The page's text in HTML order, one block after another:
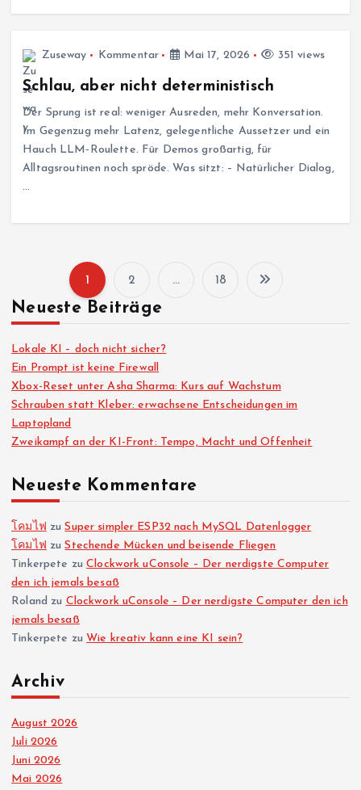
Zuseway Kommentar Mai 17, 2026 351 views
Schlau, aber nicht deterministisch
Der Sprung ist real: weniger Ausreden, mehr Konversation.
Im Gegenzug mehr Latenz, gelegentliche Aussetzer und ein
Hauch LLM‑Roulette. Für Demos großartig, für
Alltagsroutinen noch spröde. Was sitzt: – Natürlicher Dialog,
…
i
t
e
n
n
u
m
m
1 2 … 18
Neueste Beiträge
Lokale KI – doch nicht sicher?
Ein Prompt ist keine Firewall
Xbox-Reset unter Asha Sharma: Kurs auf Wachstum
Schrauben statt Kleber: erwachsene Entscheidungen im
Laptopland
Zweikampf an der KI-Front: Tempo, Macht und Offenheit
Neueste Kommentare
โคมไฟ zuSuper simpler ESP32 nach MySQL Datenlogger
โคมไฟ zuStechende Mücken und beisende Fliegen
Tinkerpete zuClockwork uConsole – Der nerdigste Computer
den ich jemals besaß
Roland zu Clockwork uConsole – Der nerdigste Computer den ich
jemals besaß
Tinkerpete zu Wie kreativ kann eine KI sein?
Archiv
August 2026
Juli 2026
Juni 2026
Mai 2026